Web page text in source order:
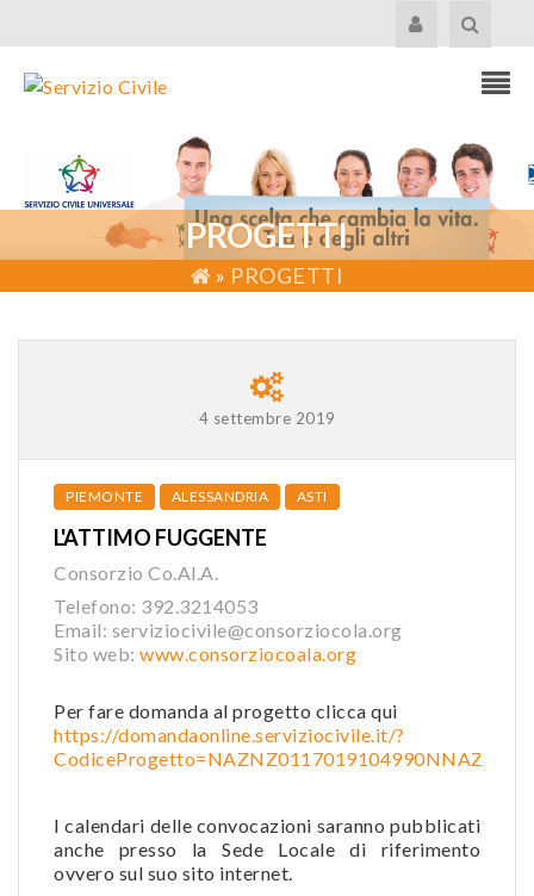
PROGETTI
» PROGETTI
4 settembre 2019
PIEMONTE ALESSANDRIA ASTI
L'ATTIMO FUGGENTE
Consorzio Co.Al.A.
Telefono: 392.3214053
Email: serviziocivile@consorziocola.org
Sito web: www.consorziocoala.org
Per fare domanda al progetto clicca qui
https://domandaonline.serviziocivile.it/?
CodiceProgetto=NAZNZ0117019104990NNAZ
I calendari delle convocazioni saranno pubblicati
anche presso la Sede Locale di riferimento
ovvero sul suo sito internet.